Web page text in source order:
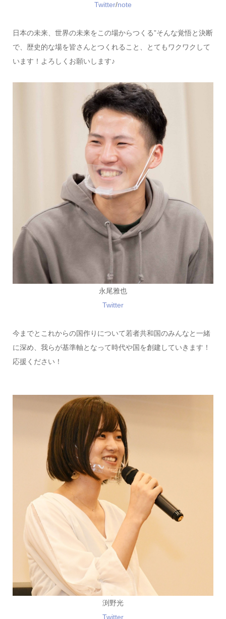
Twitter/note
日本の未来、世界の未来をこの場からつくる”そんな覚悟と決断
で、歴史的な場を皆さんとつくれること、とてもワクワクして
います！よろしくお願いします♪
永尾雅也
Twitter
今までとこれからの国作りについて若者共和国のみんなと一緒
に深め、我らが基準軸となって時代や国を創建していきます！
応援ください！
渕野光
Twitter